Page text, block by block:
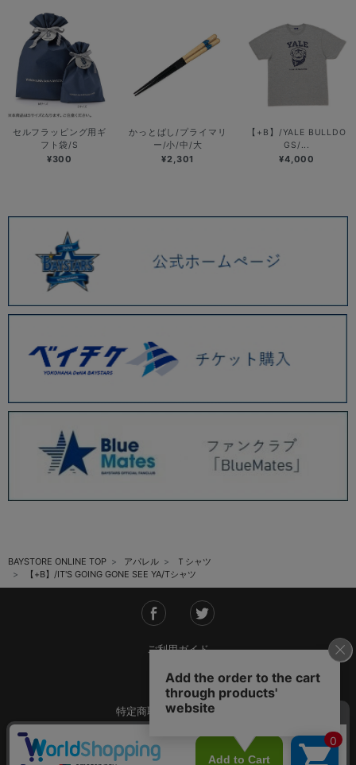
セルフラッピング用ギ
フト袋/S
¥300
かっとばし/プライマリ
ー/小/中/大
¥2,301
【+B】/YALE BULLDO
GS/...
¥4,000
BAYSTORE ONLINE TOP アパレル
Ｔシャツ
【+B】/IT'S GOING GONE SEE YA/Tシャツ
ご利用ガイド
会社概要
特定商取引法に基づく表記
ご利用規約